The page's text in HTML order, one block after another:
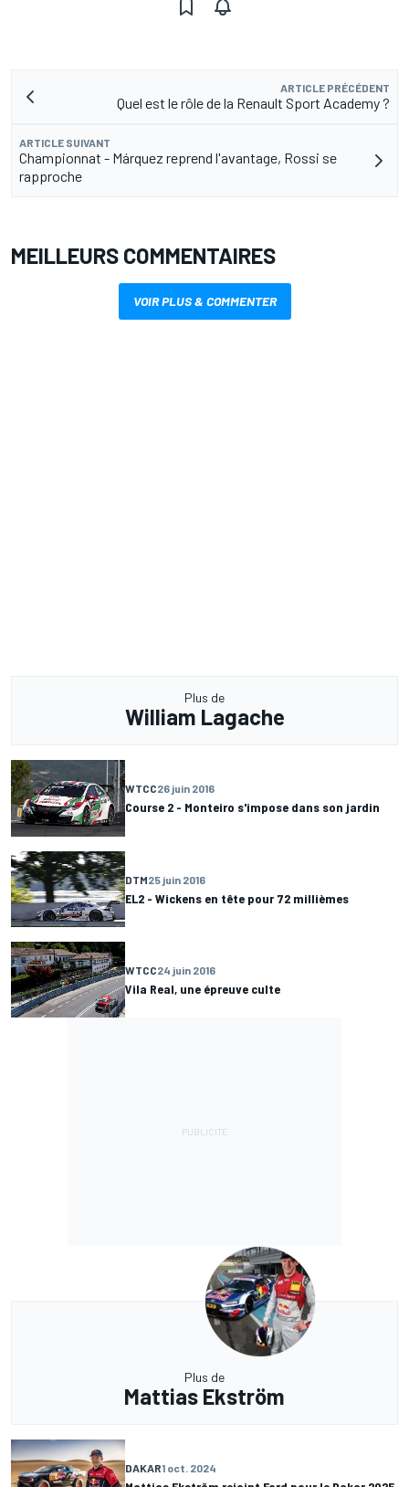
ARTICLE PRÉCÉDENT
Quel est le rôle de la Renault Sport Academy ?
ARTICLE SUIVANT
Championnat - Márquez reprend l'avantage, Rossi se
rapproche
MEILLEURS COMMENTAIRES
VOIR PLUS & COMMENTER
Plus de
William Lagache
WTCC26 juin 2016
Course 2 - Monteiro s'impose dans son jardin
DTM25 juin 2016
EL2 - Wickens en tête pour 72 millièmes
WTCC24 juin 2016
Vila Real, une épreuve culte
Plus de
Mattias Ekström
DAKAR1 oct. 2024